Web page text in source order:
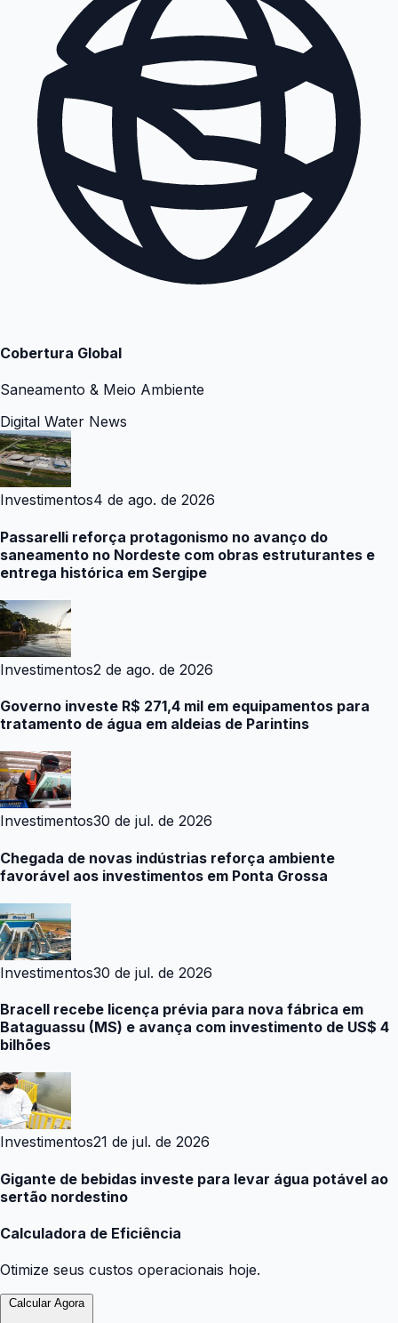
Cobertura Global
Saneamento & Meio Ambiente
Digital Water News
Investimentos4 de ago. de 2026
Passarelli reforça protagonismo no avanço do
saneamento no Nordeste com obras estruturantes e
entrega histórica em Sergipe
Investimentos2 de ago. de 2026
Governo investe R$ 271,4 mil em equipamentos para
tratamento de água em aldeias de Parintins
Investimentos30 de jul. de 2026
Chegada de novas indústrias reforça ambiente
favorável aos investimentos em Ponta Grossa
Investimentos30 de jul. de 2026
Bracell recebe licença prévia para nova fábrica em
Bataguassu (MS) e avança com investimento de US$ 4
bilhões
Investimentos21 de jul. de 2026
Gigante de bebidas investe para levar água potável ao
sertão nordestino
Calculadora de Eficiência
Otimize seus custos operacionais hoje.
Calcular Agora